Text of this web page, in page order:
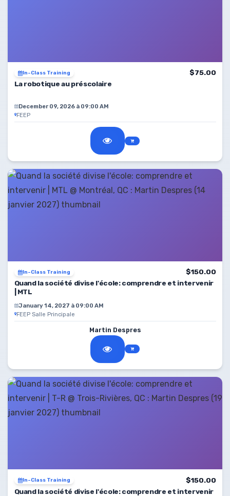
In-Class Training
$75.00
La robotique au préscolaire
December 09, 2026 à 09:00 AM
FEEP
In-Class Training
$150.00
Quand la société divise l'école: comprendre et intervenir
| MTL
January 14, 2027 à 09:00 AM
FEEP Salle Principale
Martin Despres
In-Class Training
$150.00
Quand la société divise l'école: comprendre et intervenir